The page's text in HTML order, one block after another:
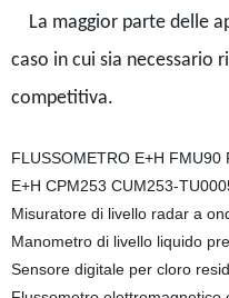
La maggior parte delle
caso in cui sia necessario
competitiva.
FLUSSOMETRO E+H
E+H CPM253 CUM253-
Misuratore di livello radar a
Manometro di livello liquido
Sensore digitale per cloro